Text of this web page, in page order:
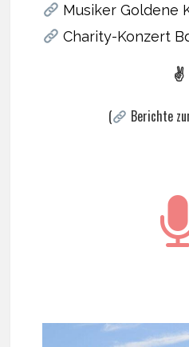
Musiker Goldene
Charity-Konzert
✌
( Berichte